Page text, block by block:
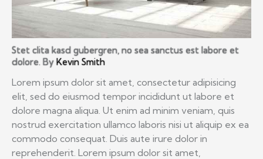
Stet clita kasd gubergren, no sea sanctus est labore et
dolore. By Kevin Smith
Lorem ipsum dolor sit amet, consectetur adipisicing
elit, sed do eiusmod tempor incididunt ut labore et
dolore magna aliqua. Ut enim ad minim veniam, quis
nostrud exercitation ullamco laboris nisi ut aliquip ex ea
commodo consequat. Duis aute irure dolor in
reprehenderit. Lorem ipsum dolor sit amet,